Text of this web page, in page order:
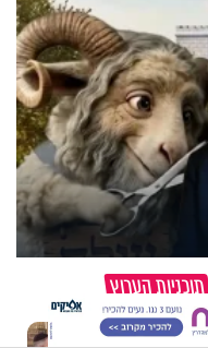
תוכניות הערוץ